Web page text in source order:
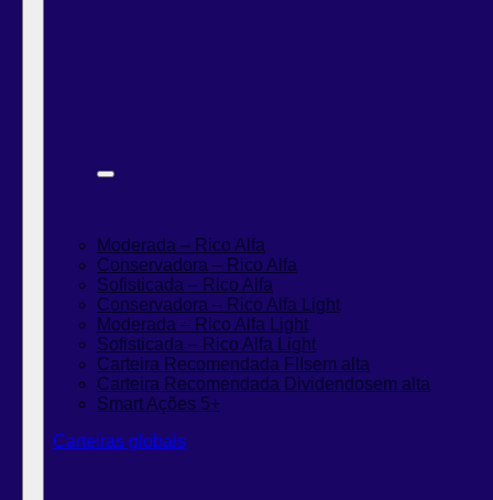
Moderada – Rico Alfa
Conservadora – Rico Alfa
Sofisticada – Rico Alfa
Conservadora – Rico Alfa Light
Moderada – Rico Alfa Light
Sofisticada – Rico Alfa Light
Carteira Recomendada FIIsem alta
Carteira Recomendada Dividendosem alta
Smart Ações 5+
Carteiras globais